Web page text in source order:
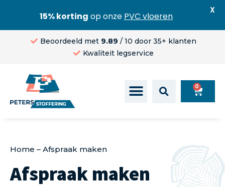
Beoordeeld met 9.89 / 10 door 35+ klanten
Kwaliteit legservice
0
Home – Afspraak maken
Afspraak maken
15% korting op onze PVC vloeren
X